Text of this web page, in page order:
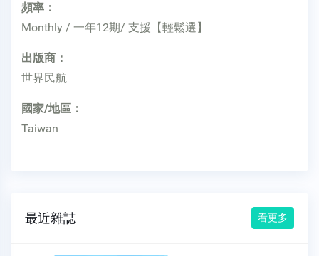
頻率：
Monthly / 一年12期/ 支援【輕鬆選】
出版商：
世界民航
國家/地區：
Taiwan
最近雜誌 看更多